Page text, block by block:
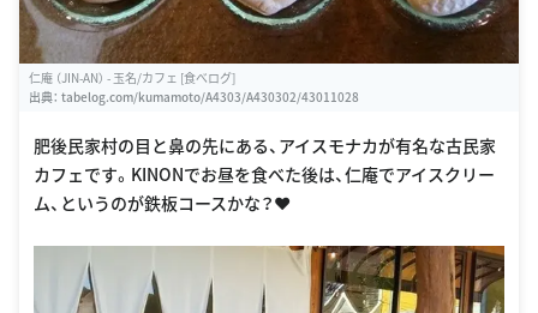
仁庵 （JIN-AN） - 玉名/カフェ [食べログ]
出典： tabelog.com/kumamoto/A4303/A430302/43011028
肥後民家村の目と鼻の先にある、アイスモナカが有名な古民家
カフェです。KINONでお昼を食べた後は、仁庵でアイスクリー
ム、というのが鉄板コースかな？❤️